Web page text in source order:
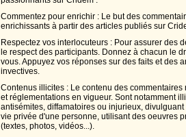
Commentez pour enrichir : Le but des
enrichissants à partir des articles publiés sur
Respectez vos interlocuteurs : Pour assurer des
le respect des participants. Donnez à chacun le
vous. Appuyez vos réponses sur des faits et des
invectives.
Contenus illicites : Le contenu des
et réglementations en vigueur. Sont notamment
antisémites, diffamatoires ou injurieux,
vie privée d'une personne, utilisant des oeuvres
(textes, photos, vidéos...).